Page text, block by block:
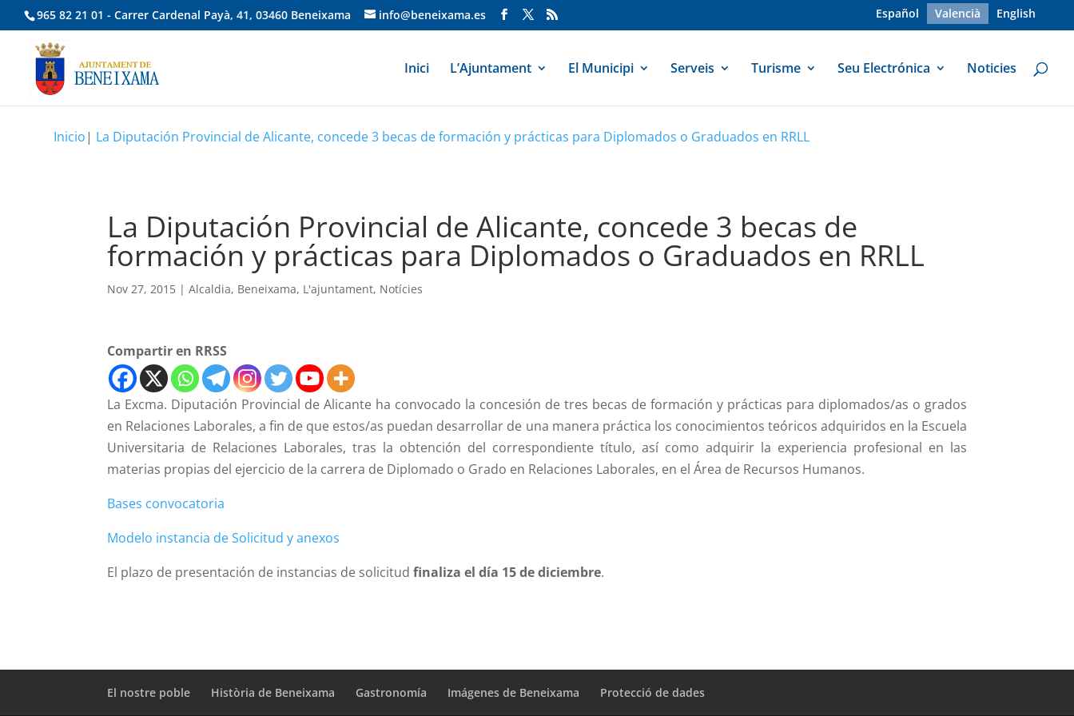
965 82 21 01 - Carrer Cardenal Payà, 41, 03460 Beneixama info@beneixama.es Español Valencià English
Inici L’Ajuntament El Municipi Serveis Turisme Seu Electrónica Noticies
Inicio| La Diputación Provincial de Alicante, concede 3 becas de formación y prácticas para Diplomados o Graduados en RRLL
La Diputación Provincial de Alicante, concede 3 becas de
formación y prácticas para Diplomados o Graduados en RRLL
Nov 27, 2015 |Alcaldia, Beneixama, L'ajuntament, Notícies
Compartir en RRSS
La Excma. Diputación Provincial de Alicante ha convocado la concesión de tres becas de formación y prácticas para diplomados/as o grados
en Relaciones Laborales, a fin de que estos/as puedan desarrollar de una manera práctica los conocimientos teóricos adquiridos en la Escuela
Universitaria de Relaciones Laborales, tras la obtención del correspondiente título, así como adquirir la experiencia profesional en las
materias propias del ejercicio de la carrera de Diplomado o Grado en Relaciones Laborales, en el Área de Recursos Humanos.
Bases convocatoria
Modelo instancia de Solicitud y anexos
El plazo de presentación de instancias de solicitud finaliza el día 15 de diciembre.
El nostre poble Història de Beneixama Gastronomía Imágenes de Beneixama Protecció de dades